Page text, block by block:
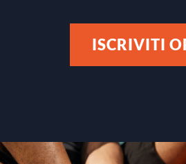
ISCRIVITI